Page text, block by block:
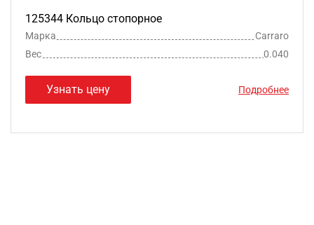
125344 Кольцо стопорное
Марка
Carraro
Вес
0.040
Узнать цену Подробнее